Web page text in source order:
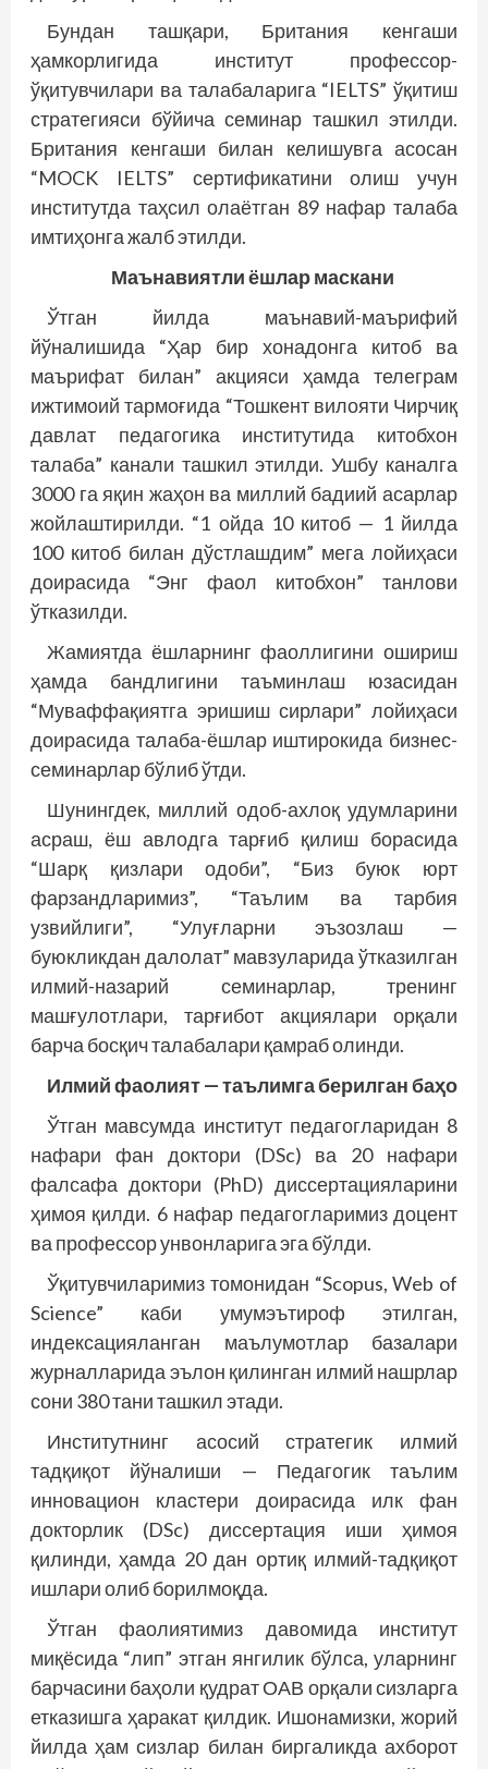
Бундан ташқари, Британия кенгаши
ҳамкорлигида институт профессор-
ўқитувчилари ва талабаларига “IELTS” ўқитиш
стратегияси бўйича семинар ташкил этилди.
Британия кенгаши билан келишувга асосан
“MOCK IELTS” сертификатини олиш учун
институтда таҳсил олаётган 89 нафар талаба
имтиҳонга жалб этилди.
Маънавиятли ёшлар маскани
Ўтган йилда маънавий-маърифий
йўналишида “Ҳар бир хонадонга китоб ва
маърифат билан” акцияси ҳамда телеграм
ижтимоий тармоғида “Тошкент вилояти Чирчиқ
давлат педагогика институтида китобхон
талаба” канали ташкил этилди. Ушбу каналга
3000 га яқин жаҳон ва миллий бадиий асарлар
жойлаштирилди. “1 ойда 10 китоб — 1 йилда
100 китоб билан дўстлашдим” мега лойиҳаси
доирасида “Энг фаол китобхон” танлови
ўтказилди.
Жамиятда ёшларнинг фаоллигини ошириш
ҳамда бандлигини таъминлаш юзасидан
“Муваффақиятга эришиш сирлари” лойиҳаси
доирасида талаба-ёшлар иштирокида бизнес-
семинарлар бўлиб ўтди.
Шунингдек, миллий одоб-ахлоқ удумларини
асраш, ёш авлодга тарғиб қилиш борасида
“Шарқ қизлари одоби”, “Биз буюк юрт
фарзандларимиз”, “Таълим ва тарбия
узвийлиги”, “Улуғларни эъзозлаш —
буюкликдан далолат” мавзуларида ўтказилган
илмий-назарий семинарлар, тренинг
машғулотлари, тарғибот акциялари орқали
барча босқич талабалари қамраб олинди.
Илмий фаолият — таълимга берилган баҳо
Ўтган мавсумда институт педагогларидан 8
нафари фан доктори (DSc) ва 20 нафари
фалсафа доктори (PhD) диссертацияларини
ҳимоя қилди. 6 нафар педагогларимиз доцент
ва профессор унвонларига эга бўлди.
Ўқитувчиларимиз томонидан “Scopus, Web of
Science” каби умумэътироф этилган,
индексацияланган маълумотлар базалари
журналларида эълон қилинган илмий нашрлар
сони 380 тани ташкил этади.
Институтнинг асосий стратегик илмий
тадқиқот йўналиши — Педагогик таълим
инновацион кластери доирасида илк фан
докторлик (DSc) диссертация иши ҳимоя
қилинди, ҳамда 20 дан ортиқ илмий-тадқиқот
ишлари олиб борилмоқда.
Ўтган фаолиятимиз давомида институт
миқёсида “лип” этган янгилик бўлса, уларнинг
барчасини баҳоли қуд­рат ОАВ орқали сизларга
етказишга ҳаракат қилдик. Ишонамизки, жорий
йилда ҳам сизлар билан биргаликда ахборот